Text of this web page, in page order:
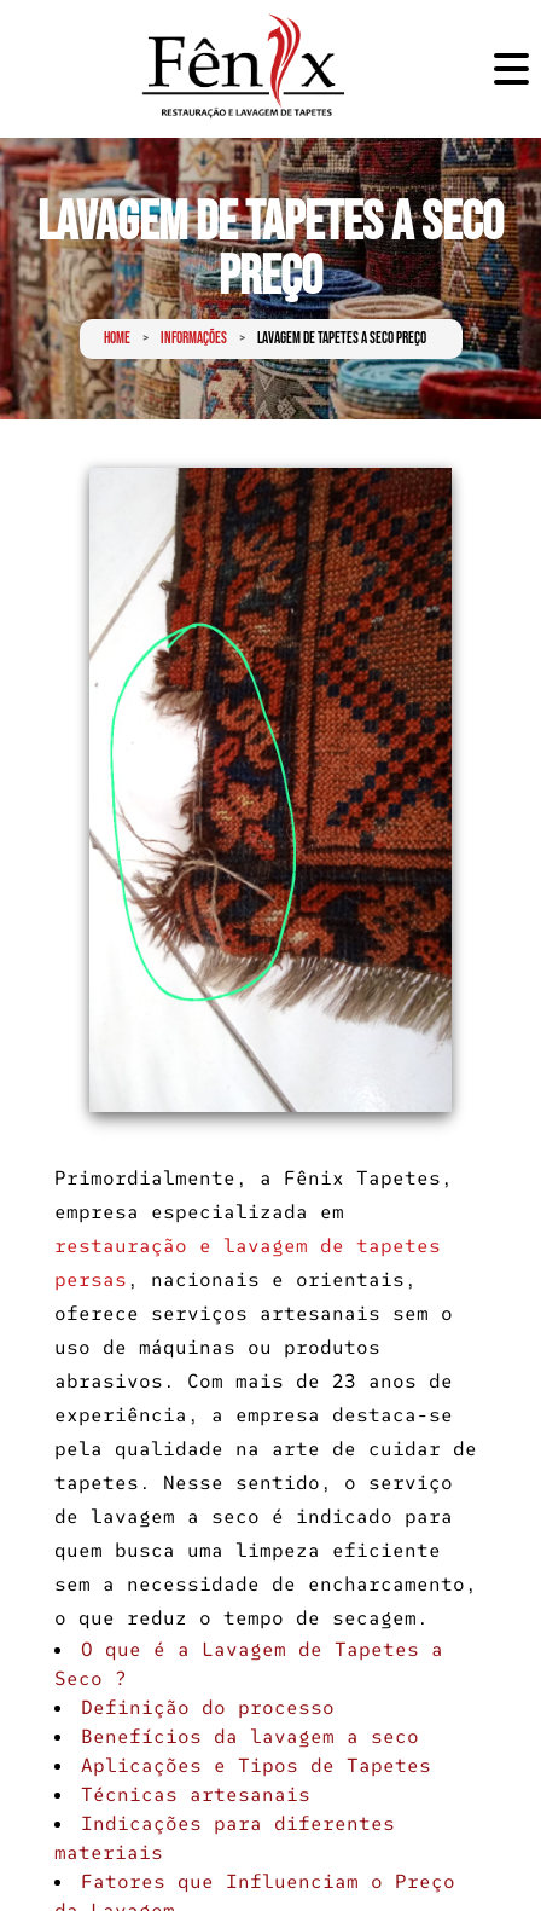
Lavagem de Tapetes a Seco
Preço
Home Informações Lavagem de tapetes a seco preço
Primordialmente, a Fênix Tapetes,
empresa especializada em
restauração e lavagem de tapetes
persas , nacionais e orientais,
oferece serviços artesanais sem o
uso de máquinas ou produtos
abrasivos. Com mais de 23 anos de
experiência, a empresa destaca-se
pela qualidade na arte de cuidar de
tapetes. Nesse sentido, o serviço
de lavagem a seco é indicado para
quem busca uma limpeza eficiente
sem a necessidade de encharcamento,
o que reduz o tempo de secagem.
O que é a Lavagem de Tapetes a
Seco ?
Definição do processo
Benefícios da lavagem a seco
Aplicações e Tipos de Tapetes
Técnicas artesanais
Indicações para diferentes
materiais
Fatores que Influenciam o Preço